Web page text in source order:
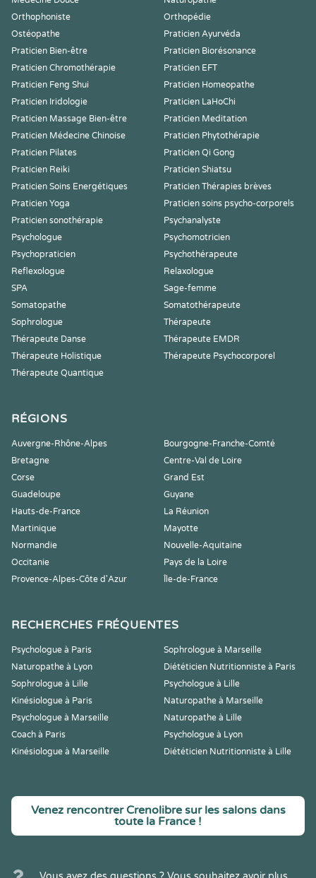
Orthophoniste
Orthopédie
Ostéopathe
Praticien Ayurvéda
Praticien Bien-être
Praticien Biorésonance
Praticien Chromothérapie
Praticien EFT
Praticien Feng Shui
Praticien Homeopathe
Praticien Iridologie
Praticien LaHoChi
Praticien Massage Bien-être
Praticien Meditation
Praticien Médecine Chinoise
Praticien Phytothérapie
Praticien Pilates
Praticien Qi Gong
Praticien Reiki
Praticien Shiatsu
Praticien Soins Energétiques
Praticien Thérapies brèves
Praticien Yoga
Praticien soins psycho-corporels
Praticien sonothérapie
Psychanalyste
Psychologue
Psychomotricien
Psychopraticien
Psychothérapeute
Reflexologue
Relaxologue
SPA
Sage-femme
Somatopathe
Somatothérapeute
Sophrologue
Thérapeute
Thérapeute Danse
Thérapeute EMDR
Thérapeute Holistique
Thérapeute Psychocorporel
Thérapeute Quantique
RÉGIONS
Auvergne-Rhône-Alpes
Bourgogne-Franche-Comté
Bretagne
Centre-Val de Loire
Corse
Grand Est
Guadeloupe
Guyane
Hauts-de-France
La Réunion
Martinique
Mayotte
Normandie
Nouvelle-Aquitaine
Occitanie
Pays de la Loire
Provence-Alpes-Côte d'Azur
Île-de-France
RECHERCHES FRÉQUENTES
Psychologue à Paris
Sophrologue à Marseille
Naturopathe à Lyon
Diététicien Nutritionniste à Paris
Sophrologue à Lille
Psychologue à Lille
Kinésiologue à Paris
Naturopathe à Marseille
Psychologue à Marseille
Naturopathe à Lille
Coach à Paris
Psychologue à Lyon
Kinésiologue à Marseille
Diététicien Nutritionniste à Lille
Venez rencontrer Crenolibre sur les salons dans
toute la France !